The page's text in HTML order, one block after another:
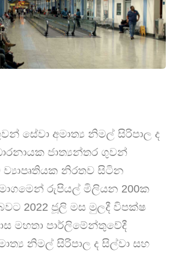
සේවා අමාත්‍ය නිමල් සිරිපාල ද
ජාත්‍යන්තර ගුවන්
නිරතව සිටින
රුපියල් මිලියන 200ක
2022 ජූලි මස මුලදී විපක්ෂ
මහතා පාර්ලිමේන්තුවේදී
නිමල් සිරිපාල ද සිල්වා සහ